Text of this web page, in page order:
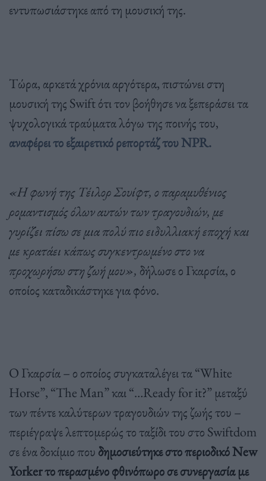
εντυπωσιάστηκε από τη μουσική της.
Τώρα, αρκετά χρόνια αργότερα, πιστώνει στη
μουσική της Swift ότι τον βοήθησε να ξεπεράσει τα
ψυχολογικά τραύματα λόγω της ποινής του,
αναφέρει το εξαιρετικό ρεπορτάζ του NPR.
«Η φωνή της Τέιλορ Σουίφτ, ο παραμυθένιος
ρομαντισμός όλων αυτών των τραγουδιών, με
γυρίζει πίσω σε μια πολύ πιο ειδυλλιακή εποχή και
με κρατάει κάπως συγκεντρωμένο στο να
προχωρήσω στη ζωή μου», δήλωσε ο Γκαρσία, ο
οποίος καταδικάστηκε για φόνο.
Ο Γκαρσία – ο οποίος συγκαταλέγει τα “White
Horse”, “The Man” και “…Ready for it?” μεταξύ
των πέντε καλύτερων τραγουδιών της ζωής του –
περιέγραψε λεπτομερώς το ταξίδι του στο Swiftdom
σε ένα δοκίμιο που δημοσιεύτηκε στο περιοδικό New
Yorker το περασμένο φθινόπωρο σε συνεργασία με